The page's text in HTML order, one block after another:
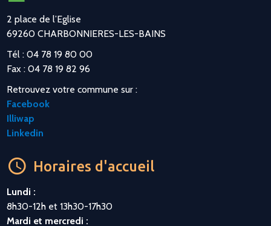
2 place de l’Eglise
69260 CHARBONNIERES-LES-BAINS
Tél : 04 78 19 80 00
Fax : 04 78 19 82 96
Retrouvez votre commune sur :
Facebook
Illiwap
Linkedin
Horaires d'accueil
Lundi :
8h30-12h et 13h30-17h30
Mardi et mercredi :